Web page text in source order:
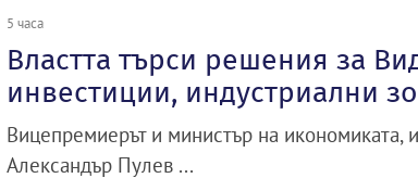
5 часа
Властта търси решения за
инвестиции, индустриални
Вицепремиерът и министър на икономиката,
Александър Пулев ...